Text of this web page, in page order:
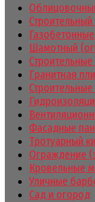
Шамотный
Гранитная
Фасадные
Тротуарный
Ограждение
Кровельные
Уличные
Сад и огород